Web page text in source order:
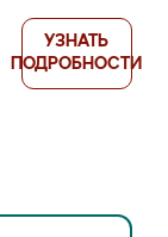
УЗНАТЬ
ПОДРОБНОСТИ